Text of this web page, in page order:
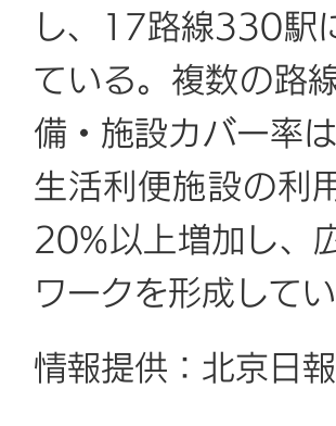
し、17路線330駅
ている。複数の路
備・施設カバー率
生活利便施設の利
20%以上増加し、
ワークを形成してい
情報提供：北京日